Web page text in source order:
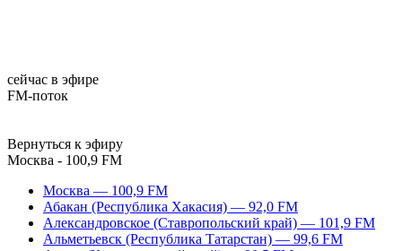
сейчас в эфире
FM-поток
Вернуться к эфиру
Москва - 100,9 FM
Москва — 100,9 FM
Абакан (Республика Хакасия) — 92,0 FM
Александровское (Ставропольский край) — 101,9 FM
Альметьевск (Республика Татарстан) — 99,6 FM